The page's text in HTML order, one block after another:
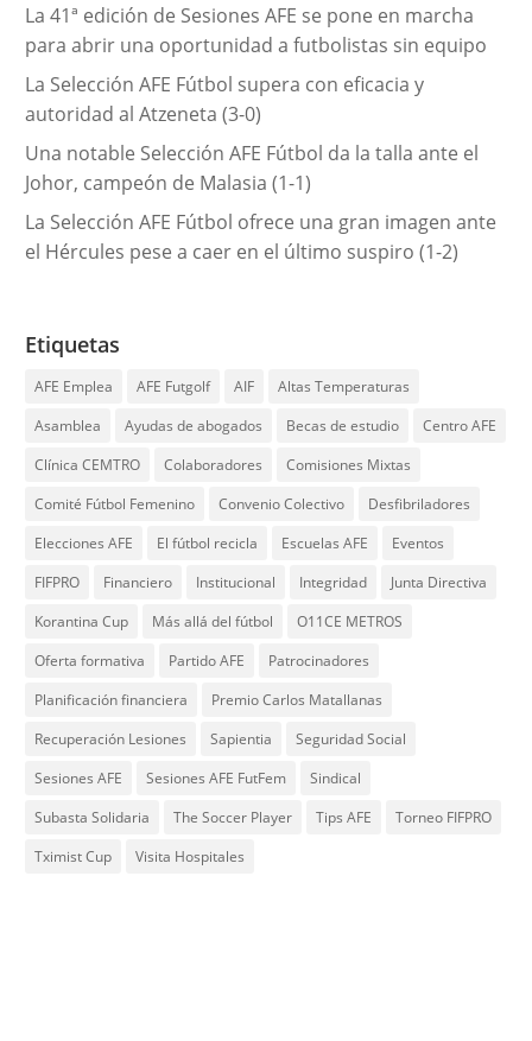
La 41ª edición de Sesiones AFE se pone en marcha
para abrir una oportunidad a futbolistas sin equipo
La Selección AFE Fútbol supera con eficacia y
autoridad al Atzeneta (3-0)
Una notable Selección AFE Fútbol da la talla ante el
Johor, campeón de Malasia (1-1)
La Selección AFE Fútbol ofrece una gran imagen ante
el Hércules pese a caer en el último suspiro (1-2)
Etiquetas
AFE Emplea AFE Futgolf AIF
Altas Temperaturas
Asamblea
Ayudas de abogados Becas de estudio
Centro AFE
Clínica CEMTRO
Colaboradores
Comisiones Mixtas
Comité Fútbol Femenino
Convenio Colectivo
Desfibriladores
Elecciones AFE
El fútbol recicla Escuelas AFE
Eventos
FIFPRO
Financiero Institucional Integridad
Junta Directiva
Korantina Cup
Más allá del fútbol
O11CE METROS
Oferta formativa
Partido AFE
Patrocinadores
Planificación financiera
Premio Carlos Matallanas
Recuperación Lesiones
Sapientia
Seguridad Social
Sesiones AFE
Sesiones AFE FutFem
Sindical
Subasta Solidaria
The Soccer Player Tips AFE
Torneo FIFPRO
Tximist Cup
Visita Hospitales